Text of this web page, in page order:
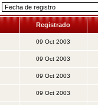
Registrado
09 Oct 2003
09 Oct 2003
09 Oct 2003
09 Oct 2003